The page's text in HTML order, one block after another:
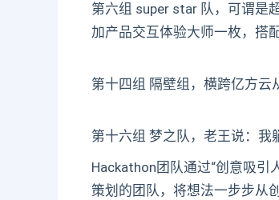
第六组 super star 队，可谓是
加产品交互体验大师一枚，搭
第十四组 隔壁组，横跨亿方云
第十六组 梦之队，老王说：我
Hackathon团队通过“创意吸引
策划的团队，将想法一步步从